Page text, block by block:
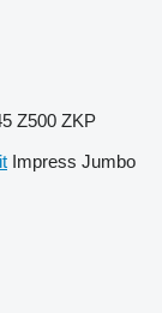
Z500 ZKP
Impress Jumbo